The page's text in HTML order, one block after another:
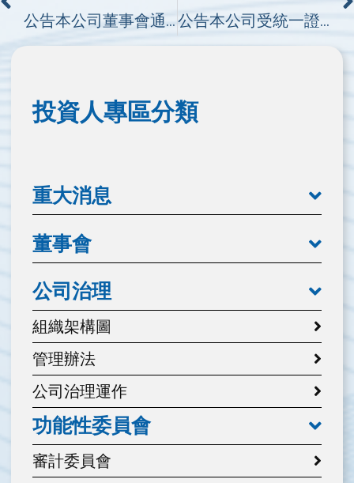
公告本公司董事會通過113年第1季合併財務報告 公告本公司受統一證券邀請舉辦公開法人說明會
投資人專區分類
重大消息
董事會
公司治理
組織架構圖
管理辦法
公司治理運作
功能性委員會
審計委員會